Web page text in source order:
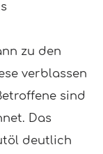
zu den
verblassen
sind
Das
deutlich